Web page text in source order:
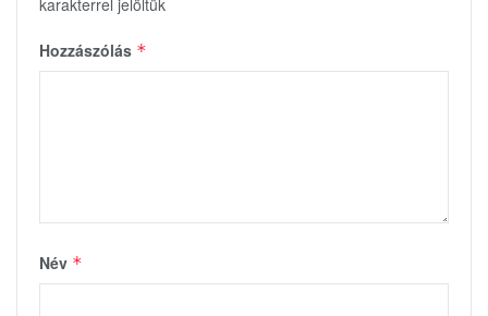
karakterrel jelöltük
Hozzászólás *
Név *